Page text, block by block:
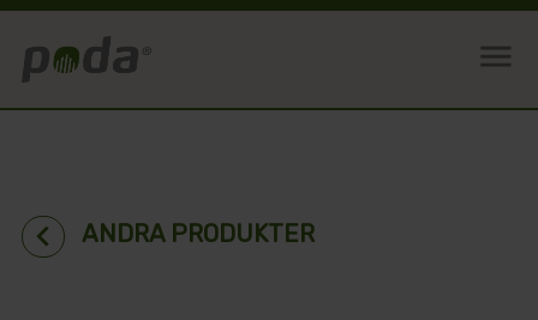
menu
chevron_left ANDRA PRODUKTER